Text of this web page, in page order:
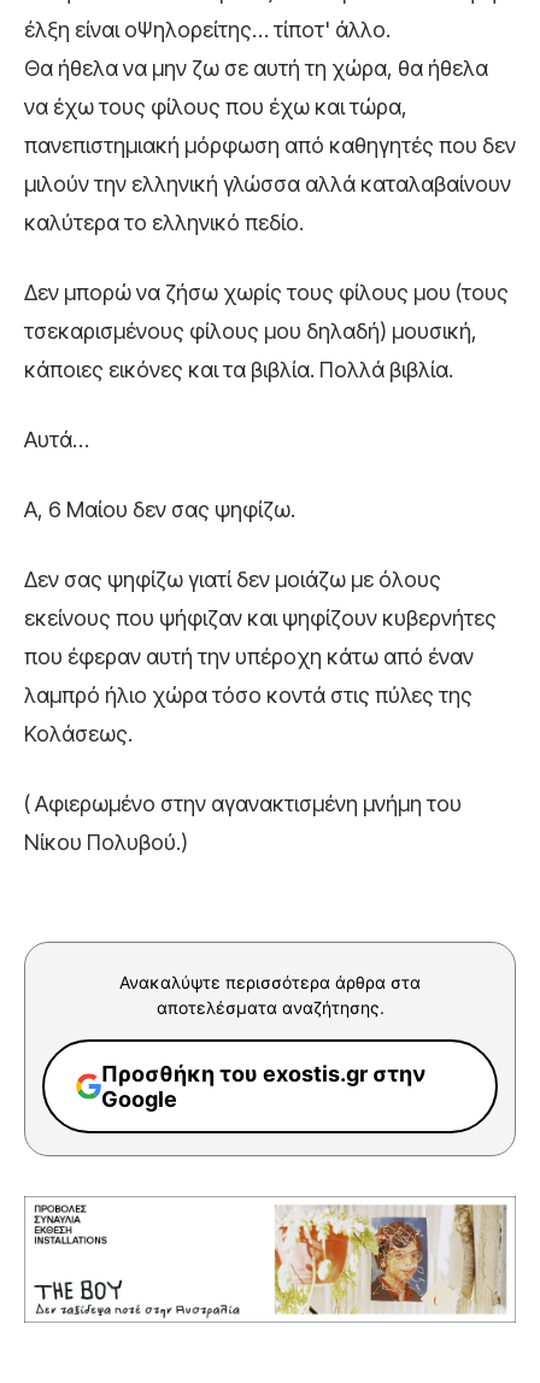
έλξη είναι οΨηλορείτης… τίποτ' άλλο.
Θα ήθελα να μην ζω σε αυτή τη χώρα, θα ήθελα
να έχω τους φίλους που έχω και τώρα,
πανεπιστημιακή μόρφωση από καθηγητές που δεν
μιλούν την ελληνική γλώσσα αλλά καταλαβαίνουν
καλύτερα το ελληνικό πεδίο.
Δεν μπορώ να ζήσω χωρίς τους φίλους μου (τους
τσεκαρισμένους φίλους μου δηλαδή) μουσική,
κάποιες εικόνες και τα βιβλία. Πολλά βιβλία.
Αυτά…
Α, 6 Μαίου δεν σας ψηφίζω.
Δεν σας ψηφίζω γιατί δεν μοιάζω με όλους
εκείνους που ψήφιζαν και ψηφίζουν κυβερνήτες
που έφεραν αυτή την υπέροχη κάτω από έναν
λαμπρό ήλιο χώρα τόσο κοντά στις πύλες της
Κολάσεως.
( Αφιερωμένο στην αγανακτισμένη μνήμη του
Νίκου Πολυβού.)
Ανακαλύψτε περισσότερα άρθρα στα
αποτελέσματα αναζήτησης.
Προσθήκη του exostis.gr στην
Google